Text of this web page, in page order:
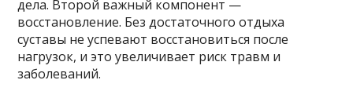
дела. Второй важный компонент —
восстановление. Без достаточного отдыха
суставы не успевают восстановиться после
нагрузок, и это увеличивает риск травм и
заболеваний.